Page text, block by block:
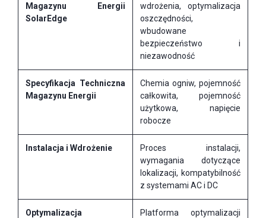
Magazynu Energii
SolarEdge
wdrożenia, optymalizacja
oszczędności,
wbudowane
bezpieczeństwo i
niezawodność
Specyfikacja Techniczna
Magazynu Energii
Chemia ogniw, pojemność
całkowita, pojemność
użytkowa, napięcie
robocze
Instalacja i Wdrożenie
Proces instalacji,
wymagania dotyczące
lokalizacji, kompatybilność
z systemami AC i DC
Optymalizacja
Platforma optymalizacji